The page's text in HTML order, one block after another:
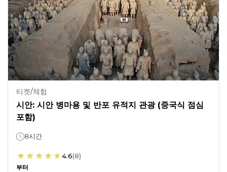
티켓/체험
시안: 시안 병마용 및 반포 유적지 관광 (중국식 점심
포함)
8시간
4.6(8)
부터